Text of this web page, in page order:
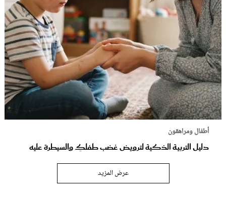
أطفال ومراهقون
دليل التربية الذكية لترويض غضب طفلكِ والسيطرة عليه
عرض المزيد